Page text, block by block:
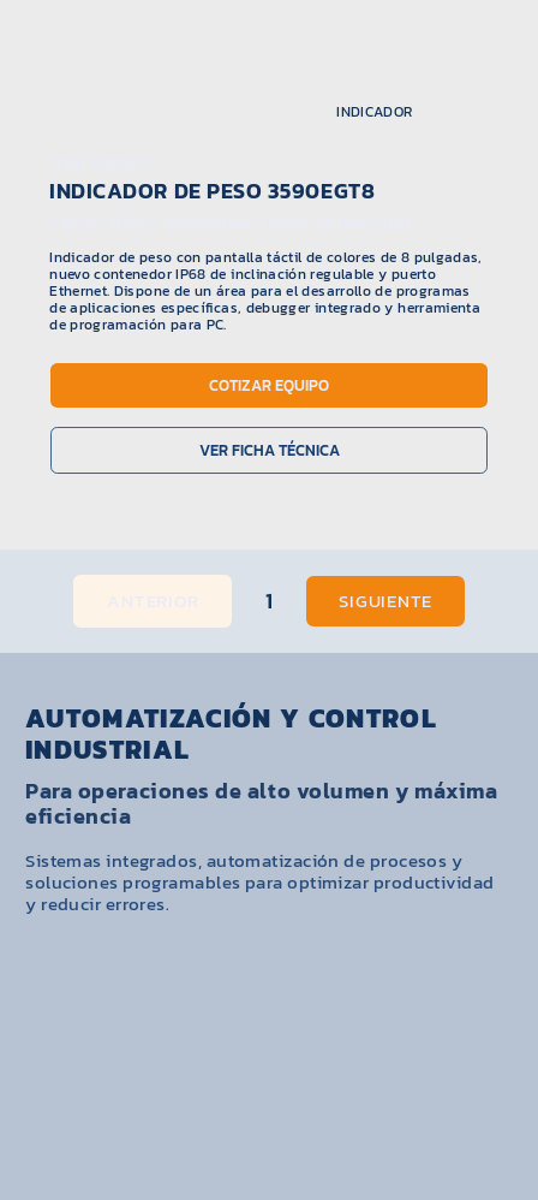
INDICADOR
INDICADOR DE PESO 3590EGT8
Indicador de peso con pantalla táctil de colores de 8 pulgadas,
nuevo contenedor IP68 de inclinación regulable y puerto
Ethernet. Dispone de un área para el desarrollo de programas
de aplicaciones específicas, debugger integrado y herramienta
de programación para PC.
COTIZAR EQUIPO
VER FICHA TÉCNICA
1Página
SIGUIENTE
AUTOMATIZACIÓN Y CONTROL
INDUSTRIAL
Para operaciones de alto volumen y máxima
eficiencia
Sistemas integrados, automatización de procesos y
soluciones programables para optimizar productividad
y reducir errores.